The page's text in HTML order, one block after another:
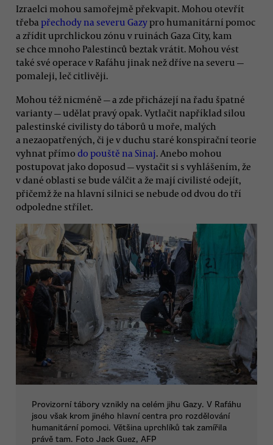
Izraelci mohou samořejmě překvapit. Mohou otevřít
třeba přechody na severu Gazy pro humanitární pomoc
a zřídit uprchlickou zónu v ruinách Gaza City, kam
se chce mnoho Palestinců beztak vrátit. Mohou vést
také své operace v Rafáhu jinak než dříve na severu —
pomaleji, leč citlivěji.
Mohou též nicméně — a zde přicházejí na řadu špatné
varianty — udělat pravý opak. Vytlačit například silou
palestinské civilisty do táborů u moře, malých
a nezaopatřených, či je v duchu staré konspirační teorie
vyhnat přímo do pouště na Sinaj. Anebo mohou
postupovat jako doposud — vystačit si s vyhlášením, že
v dané oblasti se bude válčit a že mají civilisté odejít,
přičemž že na hlavní silnici se nebude od dvou do tří
odpoledne střílet.
Provizorní tábory vznikly na celém jihu Gazy. V Rafáhu
jsou však krom jiného hlavní centra pro rozdělování
humanitární pomoci. Většina uprchlíků tak zamířila
právě tam. Foto Jack Guez, AFP